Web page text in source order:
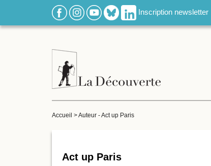
Inscription newsletter
Accueil >Auteur - Act up Paris
Act up Paris